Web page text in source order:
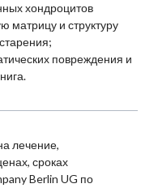
хондроцитов
матрицу и структуру
повреждения и
лечение,
сроках
Berlin UG по